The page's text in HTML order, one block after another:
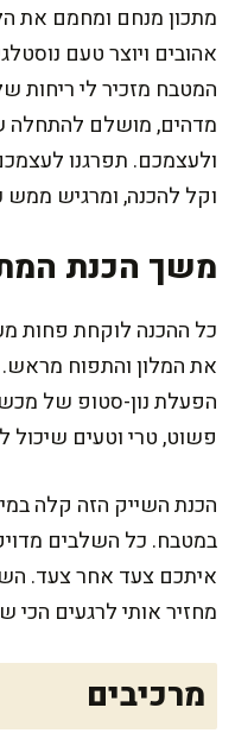
מתכון מנחם ומחמם את
אהובים ויוצר טעם
המטבח מזכיר לי ריחות
מדהים, מושלם להתחלה
ולעצמכם. תפרגנו
וקל להכנה, ומרגיש ממש
משך הכנת
כל ההכנה לוקחת פחות
את המלון והתפוח מראש.
הפעלת נון-סטופ של
פשוט, טרי וטעים שיכול
הכנת השייק הזה קלה
במטבח. כל השלבים
איתכם צעד אחר צעד.
מחזיר אותי לרגעים
מרכיבים